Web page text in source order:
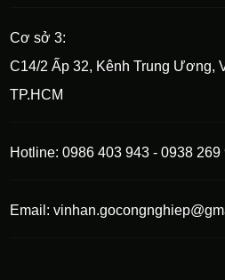
Cơ sở 3:
C14/2 Ấp 32, Kênh Trung Ương,
TP.HCM
Hotline: 0986 403 943 - 0938 269
Email: